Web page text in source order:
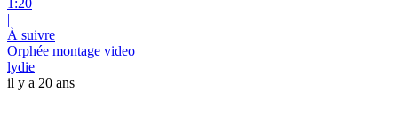
1:20
|
À suivre
Orphée montage video
lydie
il y a 20 ans